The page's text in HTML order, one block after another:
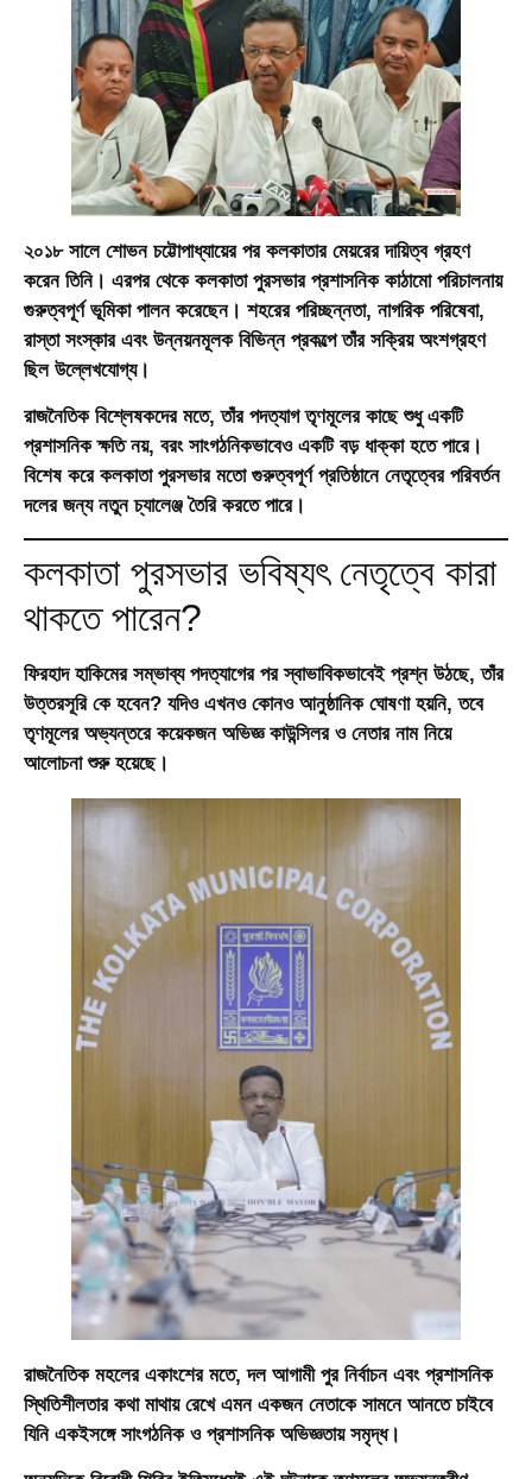
২০১৮ সালে শোভন চট্টোপাধ্যায়ের পর কলকাতার মেয়রের দায়িত্ব গ্রহণ
করেন তিনি। এরপর থেকে কলকাতা পুরসভার প্রশাসনিক কাঠামো পরিচালনায়
গুরুত্বপূর্ণ ভূমিকা পালন করেছেন। শহরের পরিচ্ছন্নতা, নাগরিক পরিষেবা,
রাস্তা সংস্কার এবং উন্নয়নমূলক বিভিন্ন প্রকল্পে তাঁর সক্রিয় অংশগ্রহণ
ছিল উল্লেখযোগ্য।
রাজনৈতিক বিশ্লেষকদের মতে, তাঁর পদত্যাগ তৃণমূলের কাছে শুধু একটি
প্রশাসনিক ক্ষতি নয়, বরং সাংগঠনিকভাবেও একটি বড় ধাক্কা হতে পারে।
বিশেষ করে কলকাতা পুরসভার মতো গুরুত্বপূর্ণ প্রতিষ্ঠানে নেতৃত্বের পরিবর্তন
দলের জন্য নতুন চ্যালেঞ্জ তৈরি করতে পারে।
কলকাতা পুরসভার ভবিষ্যৎ নেতৃত্বে কারা
থাকতে পারেন?
ফিরহাদ হাকিমের সম্ভাব্য পদত্যাগের পর স্বাভাবিকভাবেই প্রশ্ন উঠছে, তাঁর
উত্তরসূরি কে হবেন? যদিও এখনও কোনও আনুষ্ঠানিক ঘোষণা হয়নি, তবে
তৃণমূলের অভ্যন্তরে কয়েকজন অভিজ্ঞ কাউন্সিলর ও নেতার নাম নিয়ে
আলোচনা শুরু হয়েছে।
রাজনৈতিক মহলের একাংশের মতে, দল আগামী পুর নির্বাচন এবং প্রশাসনিক
স্থিতিশীলতার কথা মাথায় রেখে এমন একজন নেতাকে সামনে আনতে চাইবে
যিনি একইসঙ্গে সাংগঠনিক ও প্রশাসনিক অভিজ্ঞতায় সমৃদ্ধ।